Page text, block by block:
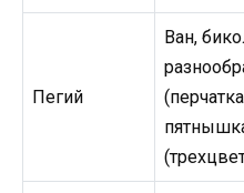
Пегий
Ван,